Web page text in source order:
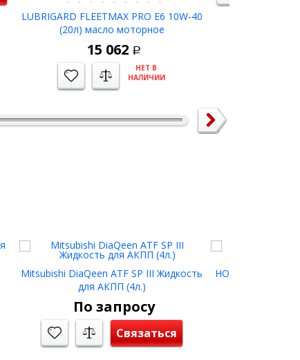
LUBRIGARD FLEETMAX PRO E6 10W-40
(20л) масло моторное
15 062 Р
НЕТ В
НАЛИЧИИ
Mitsubishi DiaQeen ATF SP III Жидкость
для АКПП (4л.)
По запросу
Связаться
HONDA DPSF II